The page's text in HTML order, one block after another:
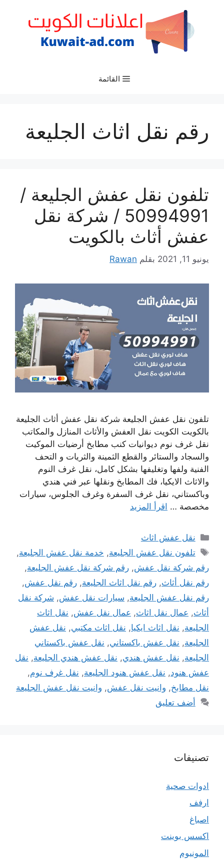
القائمة
رقم نقل اثاث الجليعة
تلفون نقل عفش الجليعة /
50994991 / شركة نقل
عفش أثاث بالكويت
يونيو 11, 2021 بقلم Rawan
تلفون نقل عفش الجليعة شركة نقل عفش أثاث الجليعة
بالكويت الكويت نقل العفش والأثاث المنازل والمكاتب
نقل غرف نوم ديوانيات كنب مطابخ أرضيات الموكيت
والسجاد والستائر والقطع الثمينة والثريات و التحف
الفنية ولفها وتغليفها بشكل كامل، نقل غرف النوم
والاثاث الايكيا، فك المطابخ ونقلها عبر فني هندي
وباكستاني، نقل غرف السفرة وغرف الجلوس، سيارات
مخصصة … اقرأ المزيد
التصنيفات
نقل عفش اثاث
الوسوم
تلفون نقل عفش الجليعة, خدمة نقل عفش الجليعة,
رقم شركة نقل عفش, رقم شركة نقل عفش الجليعة,
رقم نقل أثاث, رقم نقل اثاث الجليعة, رقم نقل عفش,
رقم نقل عفش الجليعة, سيارات نقل عفش, شركة نقل
أثاث, عمال نقل اثاث, عمال نقل عفش, نقل اثاث
الجليعة, نقل اثاث ايكيا, نقل اثاث مكتبي, نقل عفش
الجليعة, نقل عفش باكستاني, نقل عفش باكستاني
الجليعة, نقل عفش هندي, نقل عفش هندي الجليعة, نقل
عفش هنود, نقل عفش هنود الجليعة, نقل غرف نوم,
نقل مطابخ, وانيت نقل عفش, وانيت نقل عفش الجليعة
أضف تعليق
تصنيفات
ادوات صحية
ارفف
اصباغ
اكسس بوينت
المونيوم